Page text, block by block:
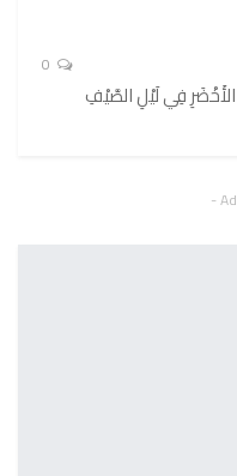
فِي لَيْلِ الصَّيْفِ
-